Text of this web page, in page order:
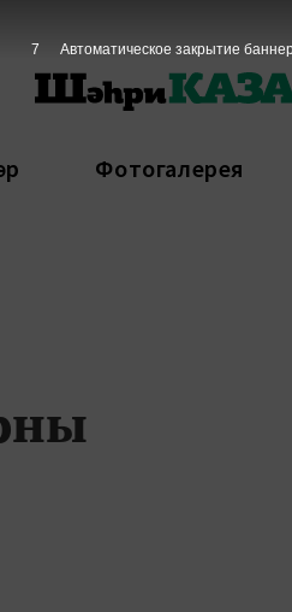
Фотогалерея
6 Автоматическое закрытие